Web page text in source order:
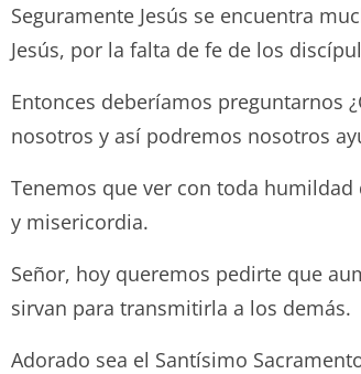
Seguramente Jesús se encuentra
Jesús, por la falta de fe de los
Entonces deberíamos preguntarnos
nosotros y así podremos nosotros
Tenemos que ver con toda
y misericordia.
Señor, hoy queremos pedirte que
sirvan para transmitirla a los demás.
Adorado sea el Santísimo